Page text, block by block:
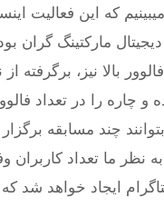
که این فعالیت
دیجیتال مارکتینگ گران
بالا نیز، برگرفته از
چاره را در تعداد فالوور
چند مسابقه برگزار
نظر ما تعداد کاربران
ایجاد خواهد شد که